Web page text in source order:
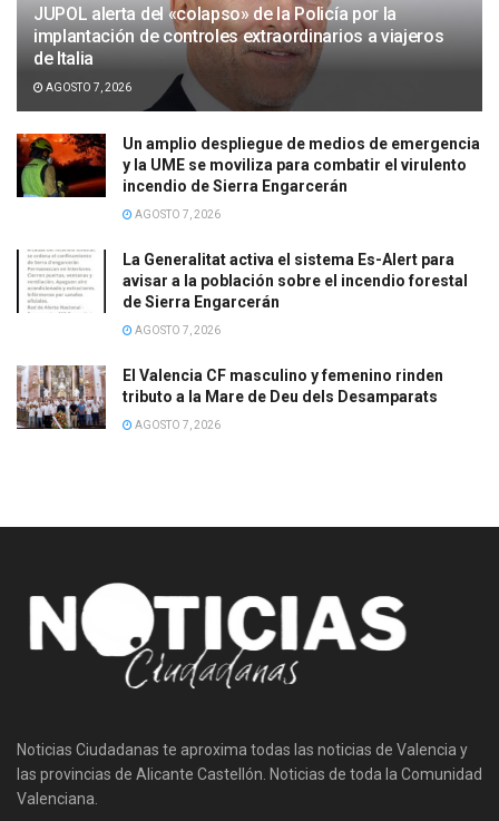
JUPOL alerta del «colapso» de la Policía por la
implantación de controles extraordinarios a viajeros
de Italia
AGOSTO 7, 2026
Un amplio despliegue de medios de emergencia
y la UME se moviliza para combatir el virulento
incendio de Sierra Engarcerán
AGOSTO 7, 2026
La Generalitat activa el sistema Es-Alert para
avisar a la población sobre el incendio forestal
de Sierra Engarcerán
AGOSTO 7, 2026
El Valencia CF masculino y femenino rinden
tributo a la Mare de Deu dels Desamparats
AGOSTO 7, 2026
Noticias Ciudadanas te aproxima todas las noticias de Valencia y
las provincias de Alicante Castellón. Noticias de toda la Comunidad
Valenciana.